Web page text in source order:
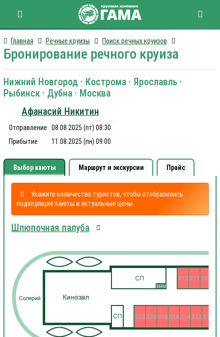
Главная Речные круизы Поиск речных круизов
Бронирование речного круиза
Нижний Новгород · Кострома · Ярославль ·
Рыбинск · Дубна · Москва
Афанасий Никитин
Отправление
08.08.2025 (пт) 08:30
Прибытие
11.08.2025 (пн) 09:00
Выбор каюты Маршрут и экскурсии Прайс
Укажите количество туристов, чтобы отобразились
подходящие каюты и актуальные цены
Шлюпочная палуба
309
310
311
312
313
314
316
318
320
322